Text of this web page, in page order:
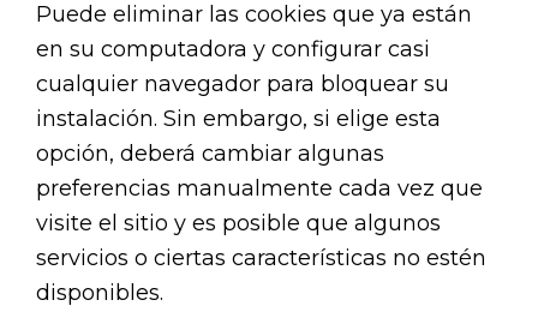
Puede eliminar las cookies que ya están
en su computadora y configurar casi
cualquier navegador para bloquear su
instalación. Sin embargo, si elige esta
opción, deberá cambiar algunas
preferencias manualmente cada vez que
visite el sitio y es posible que algunos
servicios o ciertas características no estén
disponibles.